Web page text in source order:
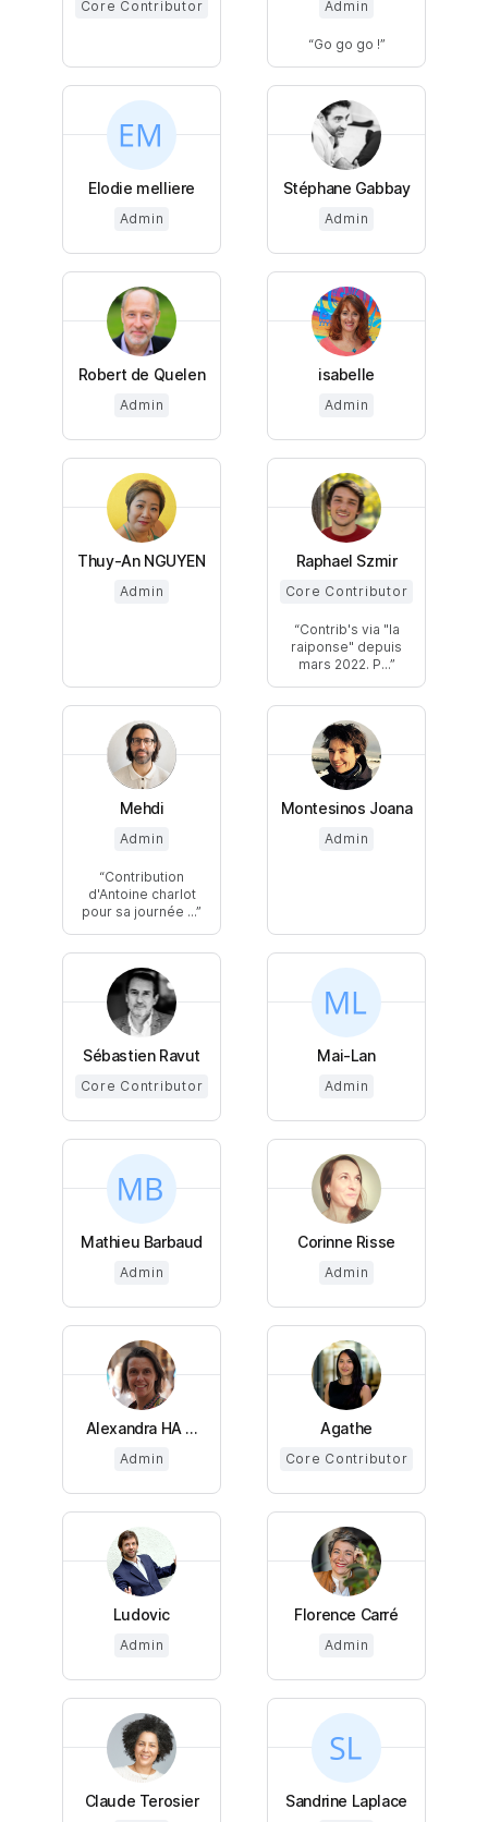
Core Contributor Admin
Go go go !
Elodie melliere
Admin
Stéphane Gabbay
Admin
Robert de Quelen
Admin
isabelle
Admin
Thuy-An NGUYEN
Admin
Raphael Szmir
Core Contributor
Contrib's via "la
raiponse" depuis
mars 2022. P...
Mehdi
Admin
Contribution
d'Antoine charlot
pour sa journée ...
Montesinos Joana
Admin
Sébastien Ravut
Core Contributor
Mai-Lan
Admin
Mathieu Barbaud
Admin
Corinne Risse
Admin
Alexandra HA ...
Admin
Agathe
Core Contributor
Ludovic
Admin
Florence Carré
Admin
Claude Terosier Sandrine Laplace